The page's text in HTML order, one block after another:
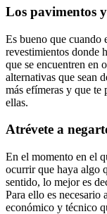
Los pavimentos
Es bueno que cuando
revestimientos donde
que se encuentren en
alternativas que sean
más efímeras y que te
ellas.
Atrévete a
En el momento en el
ocurrir que haya algo
sentido, lo mejor es
Para ello es necesario
económico y técnico